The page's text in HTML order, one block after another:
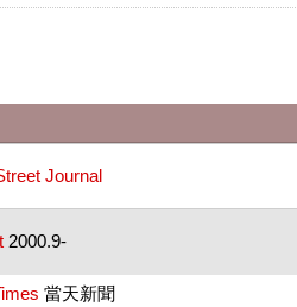
Journal
2000.9-
當天新聞